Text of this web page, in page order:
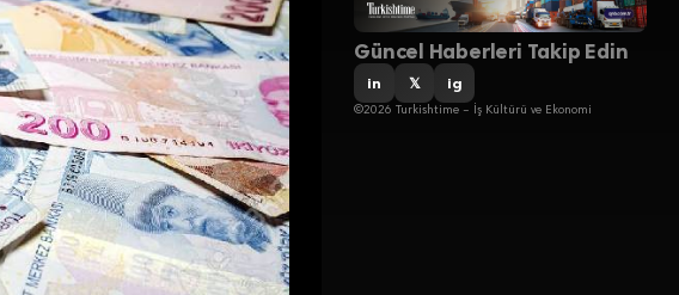
Güncel Haberleri Takip Edin
in 𝕏 ig
©2026 Turkishtime – İş Kültürü ve Ekonomi